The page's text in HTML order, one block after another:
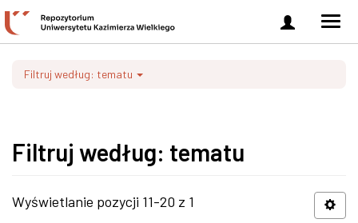
Zaloguj
się
Filtruj według: tematu
Filtruj według: tematu
Wyświetlanie pozycji 11-20 z 1